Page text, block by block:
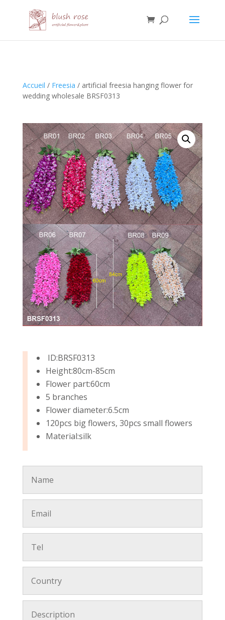
Accueil / Freesia / artificial freesia hanging flower for
wedding wholesale BRSF0313
ID:BRSF0313
Height:80cm-85cm
Flower part:60cm
5 branches
Flower diameter:6.5cm
120pcs big flowers, 30pcs small flowers
Material:silk